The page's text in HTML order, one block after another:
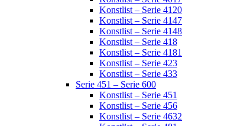
Konstlist – Serie 4120
Konstlist – Serie 4147
Konstlist – Serie 4148
Konstlist – Serie 418
Konstlist – Serie 4181
Konstlist – Serie 423
Konstlist – Serie 433
Serie 451 – Serie 600
Konstlist – Serie 451
Konstlist – Serie 456
Konstlist – Serie 4632